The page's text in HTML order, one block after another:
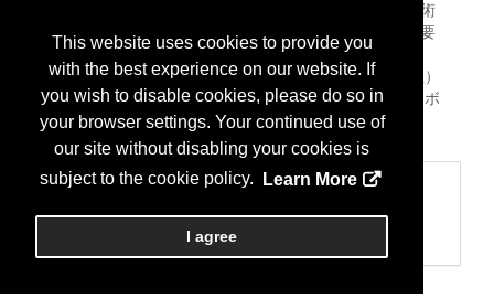
This website uses cookies to provide you
with the best experience on our website. If
you wish to disable cookies, please do so in
your browser settings. Your continued use of
our site without disabling your cookies is
subject to the cookie policy.
Learn More
I agree
製造装置メーカーの専門家が、各工程で求められる技術
要素（メカ、エレキ、ソフト、材料・プロセス）の概要
を紹介するとともに、装置および実装・パッケージン
グ・テスト技術の詳細を解説します。 本講座は（一社）
日本半導体製造装置協会（SEAJ）会員企業によるコラボ
レーション講座です。... More Info
Categories
902 その他